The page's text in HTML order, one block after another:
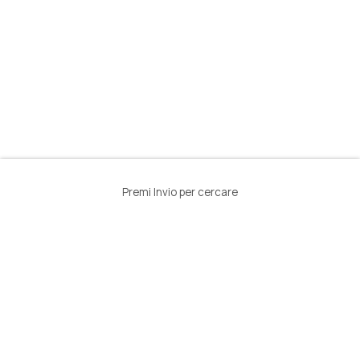
Premi Invio per cercare